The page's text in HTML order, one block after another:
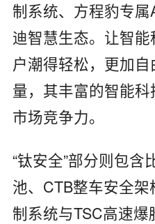
制系统、方程豹专
迪智慧生态。让智
户潮得轻松，更加
量，其丰富的智能
市场竞争力。
“钛安全”部分则包
池、CTB整车安全
制系统与TSC高速